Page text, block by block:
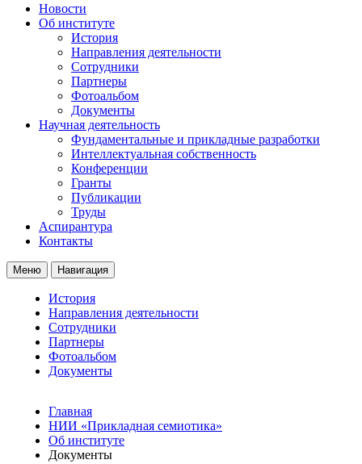
Новости
Об институте
История
Направления деятельности
Сотрудники
Партнеры
Фотоальбом
Документы
Научная деятельность
Фундаментальные и прикладные разработки
Интеллектуальная собственность
Конференции
Гранты
Публикации
Труды
Аспирантура
Контакты
Меню Навигация
История
Направления деятельности
Сотрудники
Партнеры
Фотоальбом
Документы
Главная
НИИ «Прикладная семиотика»
Об институте
Документы